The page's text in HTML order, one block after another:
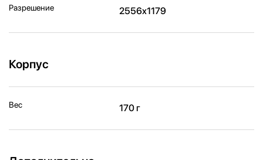
Разрешение 2556x1179
Корпус
Вес 170 г